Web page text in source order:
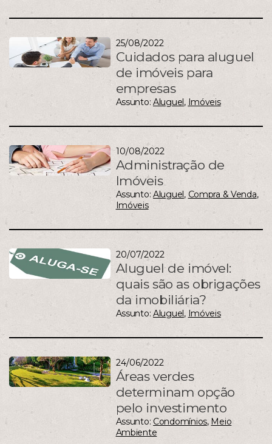
25/08/2022
Cuidados para aluguel
de imóveis para
empresas
Assunto:Aluguel, Imóveis
10/08/2022
Administração de
Imóveis
Assunto:Aluguel, Compra & Venda,
Imóveis
20/07/2022
Aluguel de imóvel:
quais são as obrigações
da imobiliária?
Assunto:Aluguel, Imóveis
24/06/2022
Áreas verdes
determinam opção
pelo investimento
Assunto: Condomínios, Meio
Ambiente